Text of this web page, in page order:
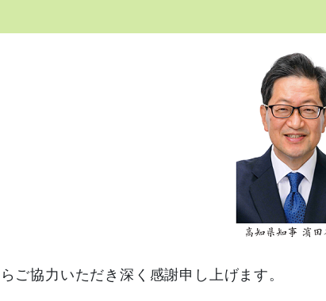
協力いただき深く感謝申し上げます。